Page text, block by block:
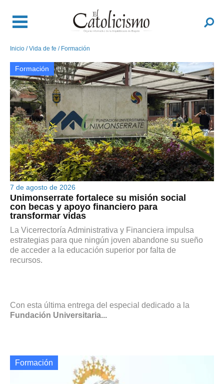
contenido
Buscar
Sobrescribir
enlaces
de
ayuda
a
la
navegación
Inicio Vida de fe Formación
Formación
7 de agosto de 2026
Unimonserrate fortalece su misión social
con becas y apoyo financiero para
transformar vidas
Unimonserrate fortalece su misión social con
becas y apoyo financiero para transformar
vidas
La Vicerrectoría Administrativa y Financiera impulsa
estrategias para que ningún joven abandone su sueño
de acceder a la educación superior por falta de
recursos.
Con esta última entrega del especial dedicado a la
Fundación Universitaria...
Formación